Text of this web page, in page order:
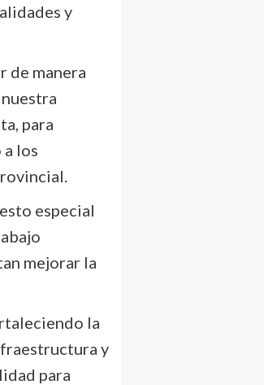
y
de manera
para
los
especial
mejorar la
la
y
para